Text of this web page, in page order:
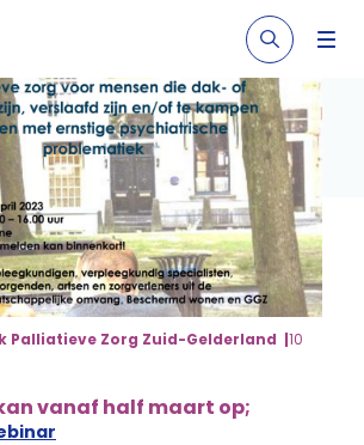
Palliatieve Zorg Zuid-Gelderland
10
vanaf half maart op;